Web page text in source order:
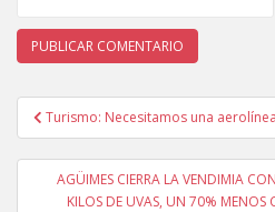
Navegación de
Turismo: Necesitamos una
AGÜIMES CIERRA LA VENDIMIA
KILOS DE UVAS, UN 70% MENOS